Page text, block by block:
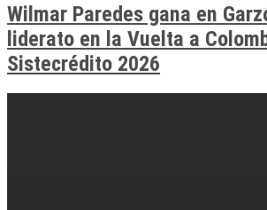
Wilmar Paredes gana en
liderato en la Vuelta a
Sistecrédito 2026